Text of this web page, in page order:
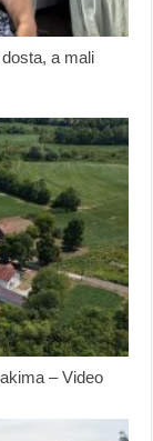
a mali
– Video